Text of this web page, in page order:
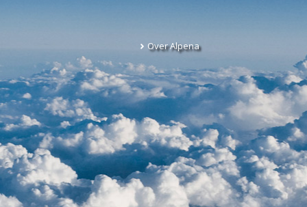
Over Alpena